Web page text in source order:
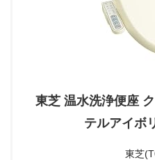
東芝 温水洗浄便座
テルアイボ
東芝